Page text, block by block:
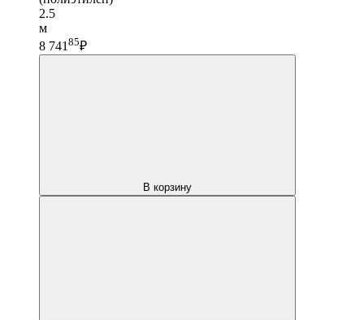
2.5
м
8 741 85₽
В корзину